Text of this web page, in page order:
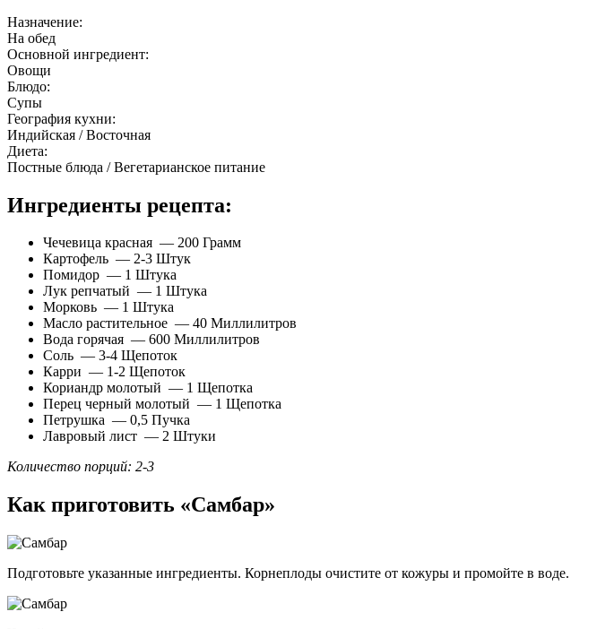
Назначение:
На обед
Основной ингредиент:
Овощи
Блюдо:
Супы
География кухни:
Индийская / Восточная
Диета:
Постные блюда / Вегетарианское питание
Ингредиенты рецепта:
Чечевица красная — 200 Грамм
Картофель — 2-3 Штук
Помидор — 1 Штука
Лук репчатый — 1 Штука
Морковь — 1 Штука
Масло растительное — 40 Миллилитров
Вода горячая — 600 Миллилитров
Соль — 3-4 Щепоток
Карри — 1-2 Щепоток
Кориандр молотый — 1 Щепотка
Перец черный молотый — 1 Щепотка
Петрушка — 0,5 Пучка
Лавровый лист — 2 Штуки
Количество порций: 2-3
Как приготовить «Самбар»
Подготовьте указанные ингредиенты. Корнеплоды очистите от кожуры и промойте в воде.